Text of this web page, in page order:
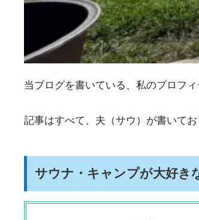
当ブログを書いている、私のプロフィ
記事はすべて、夫（サウ）が書いて
サウナ・キャンプが大好き